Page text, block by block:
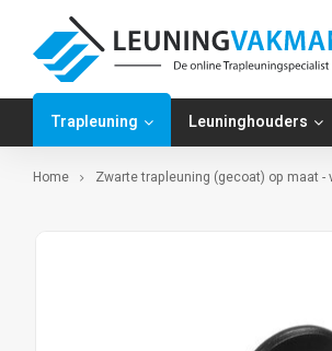
Trapleuning Leuninghouders
Home Zwarte trapleuning (gecoat) op maat -